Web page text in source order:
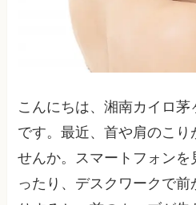
こんにちは、湘南カイロ茅
です。最近、首や肩のこり
せんか。スマートフォン
ったり、デスクワークで